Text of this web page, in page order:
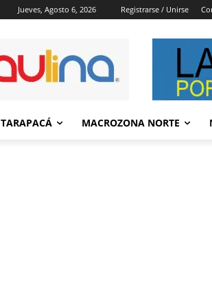
Jueves, Agosto 6, 2026 Registrarse / Unirse
TARAPACÁ MACROZONA NORTE